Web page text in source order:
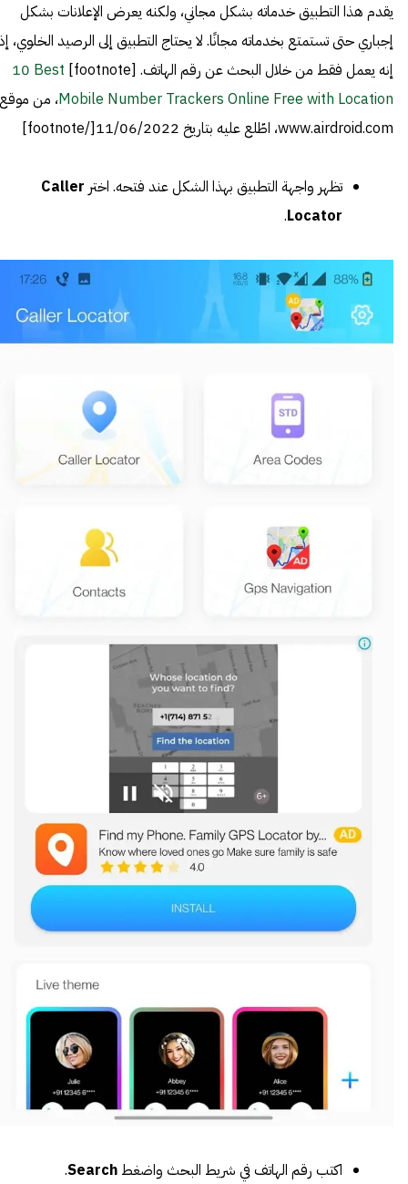
يقدم هذا التطبيق خدماته بشكل مجاني، ولكنه يعرض الإعلانات بشكل
إجباري حتى تستمتع بخدماته مجانًا. لا يحتاج التطبيق إلى الرصيد الخلوي،
إنه يعمل فقط من خلال البحث عن رقم الهاتف. [footnote]
10 Best
Mobile Number Trackers Online Free with Location، من
www.airdroid.com، اطّلع عليه بتاريخ 11/06/2022[/footnote]
تظهر واجهة التطبيق بهذا الشكل عند فتحه. اختر Caller
Locator
.
اكتب رقم الهاتف في شريط البحث واضغط Search
.